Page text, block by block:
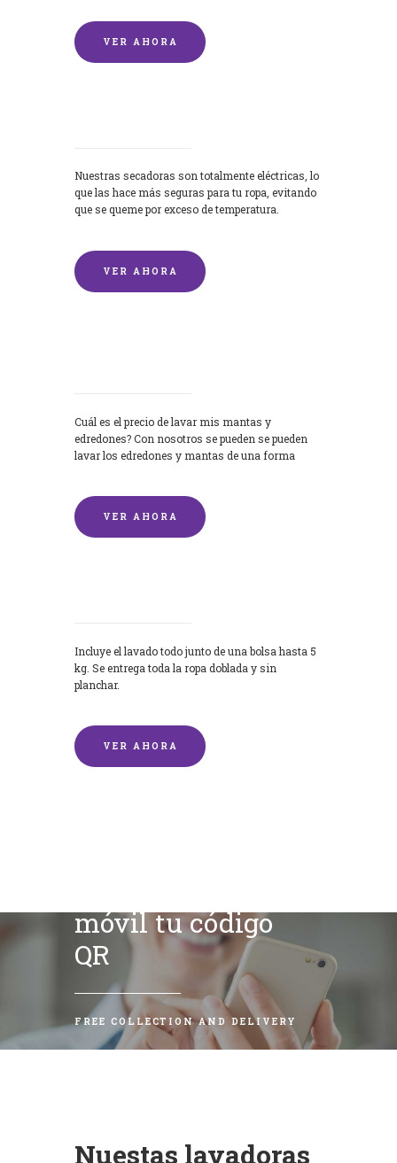
VER AHORA
Nuestras secadoras son totalmente eléctricas, lo
que las hace más seguras para tu ropa, evitando
que se queme por exceso de temperatura.
VER AHORA
Cuál es el precio de lavar mis mantas y
edredones? Con nosotros se pueden se pueden
lavar los edredones y mantas de una forma
VER AHORA
Incluye el lavado todo junto de una bolsa hasta 5
kg. Se entrega toda la ropa doblada y sin
planchar.
VER AHORA
móvil tu código
QR
FREE COLLECTION AND DELIVERY
Nuestas lavadoras